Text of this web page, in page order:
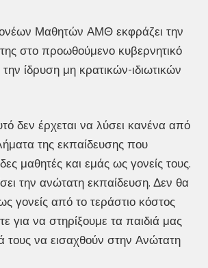
Μαθητών ΑΜΘ εκφράζει την
στο προωθούμενο κυβερνητικό
ίδρυση μη κρατικών-ιδιωτικών
δεν έρχεται να λύσει κανένα από
της εκπαίδευσης που
μαθητές και εμάς ως γονείς τους.
την ανώτατη εκπαίδευση. Δεν θα
γονείς από το τεράστιο κόστος
για να στηρίξουμε τα παιδιά μας
τους να εισαχθούν στην Ανώτατη